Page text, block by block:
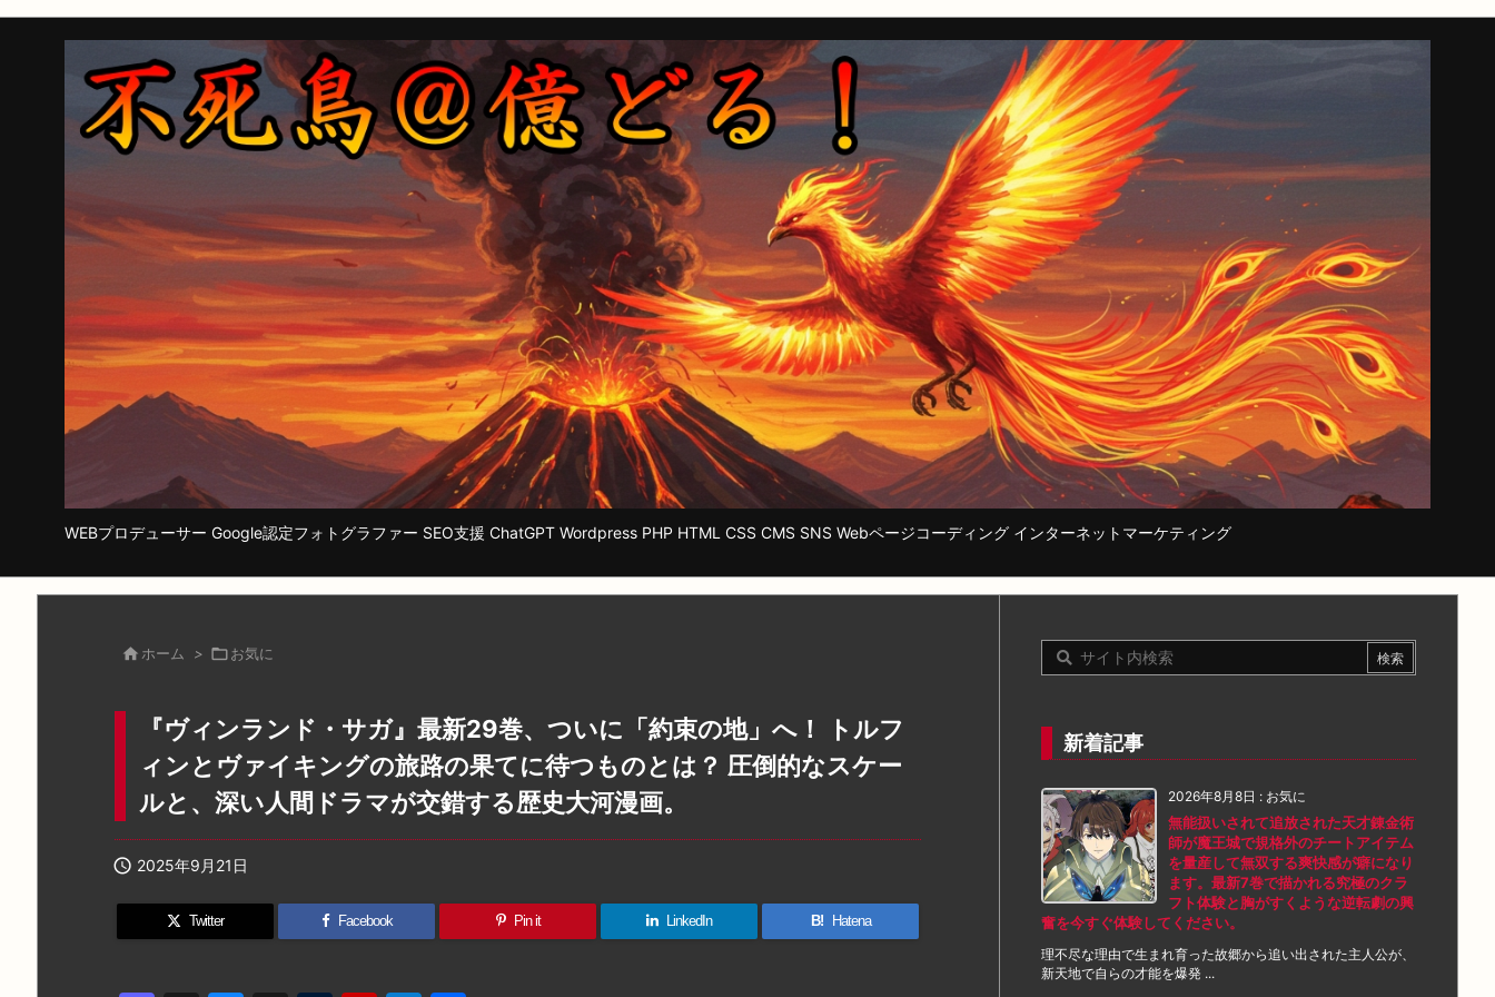
WEBプロデューサー Google認定フォトグラファー SEO支援 ChatGPT Wordpress PHP HTML CSS CMS SNS Webページコーディング インターネットマーケティング
 ホーム > お気に
『ヴィンランド・サガ』最新29巻、ついに「約束の地」へ！ トルフ
ィンとヴァイキングの旅路の果てに待つものとは？ 圧倒的なスケー
ルと、深い人間ドラマが交錯する歴史大河漫画。
 2025年9月21日
Twitter Facebook Pin it LinkedIn B! Hatena
新着記事
2026年8月8日 : お気に
無能扱いされて追放された天才錬金術
師が魔王城で規格外のチートアイテム
を量産して無双する爽快感が癖になり
ます。最新7巻で描かれる究極のクラ
フト体験と胸がすくような逆転劇の興
奮を今すぐ体験してください。
理不尽な理由で生まれ育った故郷から追い出された主人公が、
新天地で自らの才能を爆発 ...